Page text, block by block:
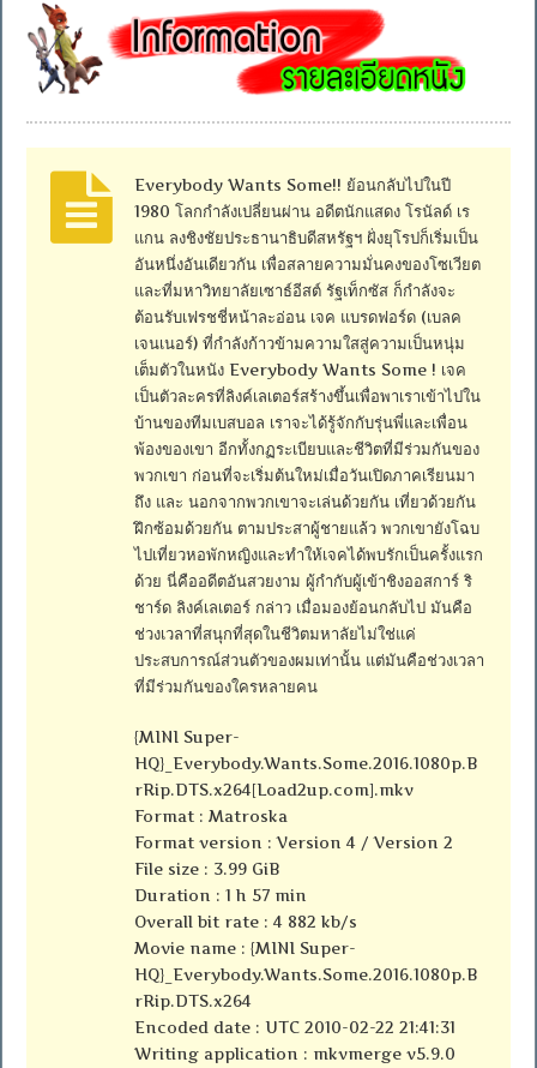
Everybody Wants Some!! ย้อนกลับไปในปี
1980 โลกกำลังเปลี่ยนผ่าน อดีตนักแสดง โรนัลด์ เร
แกน ลงชิงชัยประธานาธิบดีสหรัฐฯ ฝั่งยุโรปก็เริ่มเป็น
อันหนึ่งอันเดียวกัน เพื่อสลายความมั่นคงของโซเวียต
และที่มหาวิทยาลัยเซาธ์อีสต์ รัฐเท็กซัส ก็กำลังจะ
ต้อนรับเฟรชชี่หน้าละอ่อน เจค แบรดฟอร์ด (เบลค
เจนเนอร์) ที่กำลังก้าวข้ามความใสสู่ความเป็นหนุ่ม
เต็มตัวในหนัง Everybody Wants Some ! เจค
เป็นตัวละครที่ลิงค์เลเตอร์สร้างขึ้นเพื่อพาเราเข้าไปใน
บ้านของทีมเบสบอล เราจะได้รู้จักกับรุ่นพี่และเพื่อน
พ้องของเขา อีกทั้งกฏระเบียบและชีวิตที่มีร่วมกันของ
พวกเขา ก่อนที่จะเริ่มต้นใหม่เมื่อวันเปิดภาคเรียนมา
ถึง และ นอกจากพวกเขาจะเล่นด้วยกัน เที่ยวด้วยกัน
ฝึกซ้อมด้วยกัน ตามประสาผู้ชายแล้ว พวกเขายังโฉบ
ไปเที่ยวหอพักหญิงและทำให้เจคได้พบรักเป็นครั้งแรก
ด้วย นี่คืออดีตอันสวยงาม ผู้กำกับผู้เข้าชิงออสการ์ ริ
ชาร์ด ลิงค์เลเตอร์ กล่าว เมื่อมองย้อนกลับไป มันคือ
ช่วงเวลาที่สนุกที่สุดในชีวิตมหาลัยไม่ใช่แค่
ประสบการณ์ส่วนตัวของผมเท่านั้น แต่มันคือช่วงเวลา
ที่มีร่วมกันของใครหลายคน
{MINI Super-
HQ}_Everybody.Wants.Some.2016.1080p.B
rRip.DTS.x264[Load2up.com].mkv
Format : Matroska
Format version : Version 4 / Version 2
File size : 3.99 GiB
Duration : 1 h 57 min
Overall bit rate : 4 882 kb/s
Movie name : {MINI Super-
HQ}_Everybody.Wants.Some.2016.1080p.B
rRip.DTS.x264
Encoded date : UTC 2010-02-22 21:41:31
Writing application : mkvmerge v5.9.0